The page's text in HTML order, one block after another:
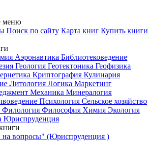
меню
Поиск по сайту Карта книг Купить книги
Аэронавтика Библиотековедение
Геология Геотектоника Геофизика
Криптография Кулинария
Литология Логика Маркетинг
Механика Минералогия
Психология Сельское хозяйство
Филология Философия Химия Экология
Юриспруденция
на вопросы" (Юриспруденция )